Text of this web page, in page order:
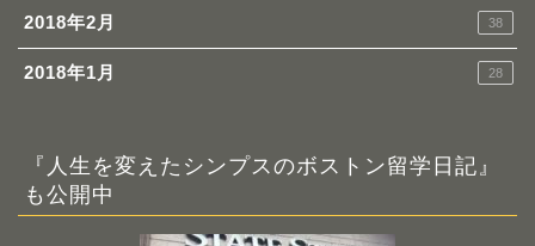
2018年2月 38
2018年1月 28
『人生を変えたシンプスのボストン留学日記』
も公開中